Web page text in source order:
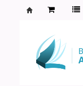
Agamenon
Magalhães